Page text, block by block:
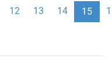
12 13 14 15